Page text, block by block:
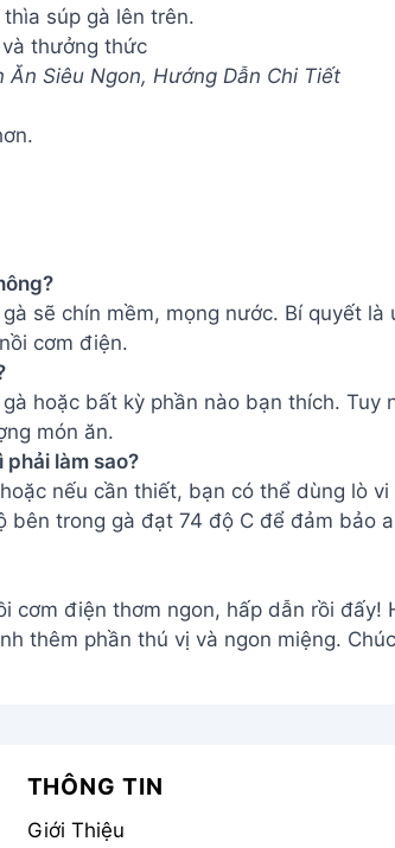
súp gà lên trên.
thưởng thức
Ăn Siêu Ngon, Hướng Dẫn Chi Tiết
sẽ chín mềm, mọng nước. Bí quyết là
cơm điện.
hoặc bất kỳ phần nào bạn thích. Tuy
món ăn.
làm sao?
nếu cần thiết, bạn có thể dùng lò vi
bên trong gà đạt 74 độ C để đảm bảo
cơm điện thơm ngon, hấp dẫn rồi đấy!
thêm phần thú vị và ngon miệng.
THÔNG TIN
Giới Thiệu